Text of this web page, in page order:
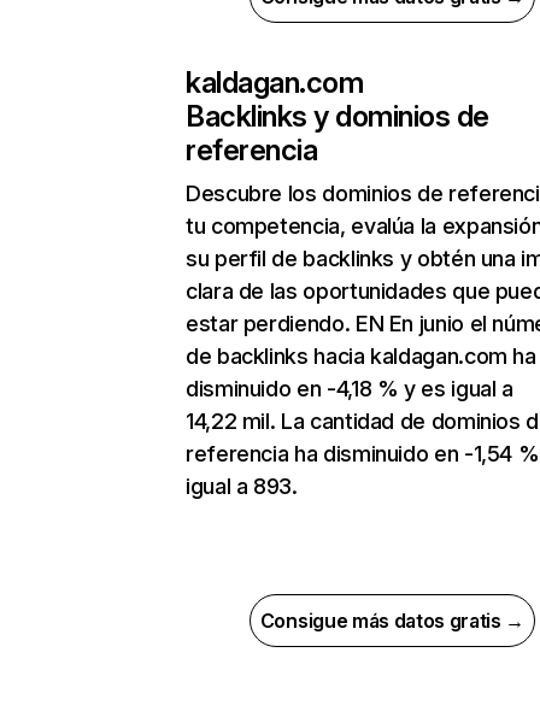
kaldagan.com
Backlinks y dominios de
referencia
Descubre los dominios de
tu competencia, evalúa la
su perfil de backlinks y obtén una
clara de las oportunidades que
estar perdiendo. EN En junio el
de backlinks hacia kaldagan.com ha
disminuido en -4,18 % y es igual a
14,22 mil. La cantidad de dominios
referencia ha disminuido en -1,54
igual a 893.
Consigue más datos gratis →